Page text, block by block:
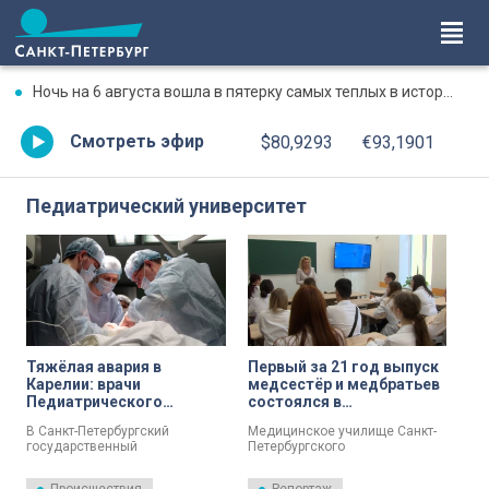
Ночь на 6 августа вошла в пятерку самых теплых в истории Петербурга
Смотреть эфир $80,9293 €93,1901
Педиатрический университет
Тяжёлая авария в
Карелии: врачи
Педиатрического
жизнь 11-летней
школьницы
В Санкт-Петербургский
государственный
университет доставили 11-
Первый за 21 год выпуск
медсестёр и медбратьев
состоялся в
университете
Медицинское училище Санкт-
Петербургского
педиатрического университета